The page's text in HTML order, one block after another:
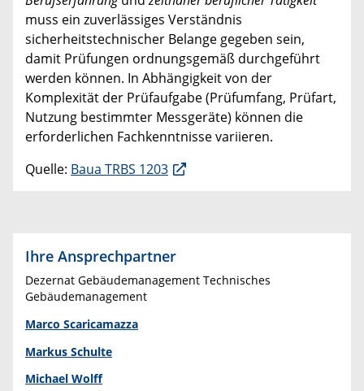
muss ein zuverlässiges Verständnis
sicherheitstechnischer Belange gegeben sein,
damit Prüfungen ordnungsgemäß durchgeführt
werden können. In Abhängigkeit von der
Komplexität der Prüfaufgabe (Prüfumfang, Prüfart,
Nutzung bestimmter Messgeräte) können die
erforderlichen Fachkenntnisse variieren.
Quelle: Baua TRBS 1203
Ihre Ansprechpartner
Dezernat Gebäudemanagement Technisches
Gebäudemanagement
Marco Scaricamazza
Markus Schulte
Michael Wolff